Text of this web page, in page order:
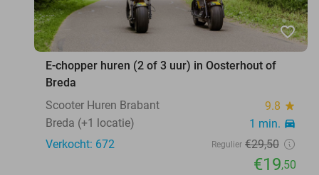
favorite_border
E-chopper huren (2 of 3 uur) in Oosterhout of
Breda
Scooter Huren Brabant
9.8 star
Breda (+1 locatie) 1 min. directions_car
Verkocht: 672 Regulier €29,50
€19,50